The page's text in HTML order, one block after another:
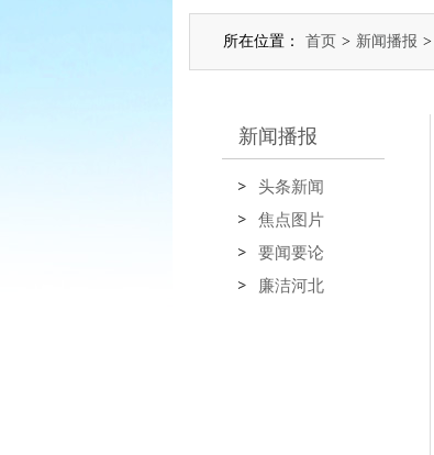
所在位置： 首页 > 新闻播报 >
新闻播报
头条新闻
焦点图片
要闻要论
廉洁河北